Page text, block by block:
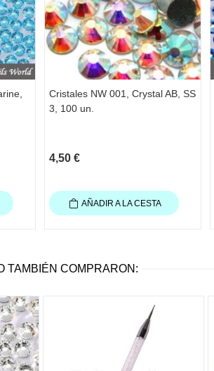
Cristales NW 001, Crystal AB, SS
3, 100 un.
4,50 €
AÑADIR A LA CESTA
TAMBIÉN COMPRARON: